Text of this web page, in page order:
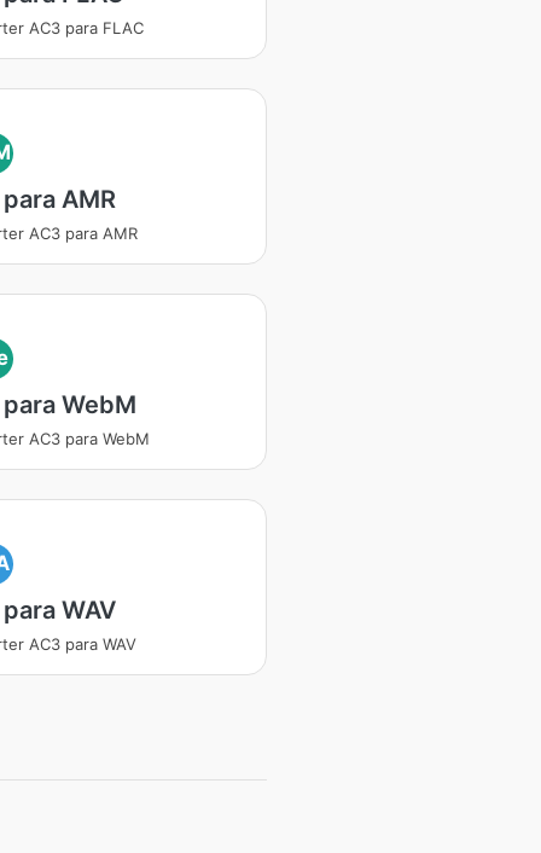
AC3 para FLAC
AMR
AC3 para AMR
WebM
AC3 para WebM
WAV
AC3 para WAV